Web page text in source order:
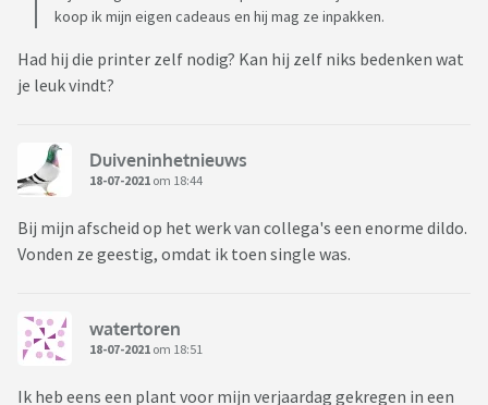
koop ik mijn eigen cadeaus en hij mag ze inpakken.
Had hij die printer zelf nodig? Kan hij zelf niks bedenken wat
je leuk vindt?
Duiveninhetnieuws
18-07-2021 om 18:44
Bij mijn afscheid op het werk van collega's een enorme dildo.
Vonden ze geestig, omdat ik toen single was.
watertoren
18-07-2021 om 18:51
Ik heb eens een plant voor mijn verjaardag gekregen in een